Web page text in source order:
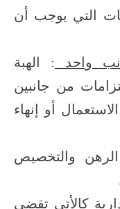
التي يوجب أن
واحد : الهبة
من جانبين
أو إنهاء
والتخصيص
كالأتي تقضي